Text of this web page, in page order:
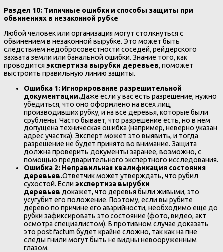
Раздел 10: Типичные ошибки и способы защиты при
обвинениях в незаконной рубке
Любой человек или организация могут столкнуться с
обвинением в незаконной вырубке. Это может быть
следствием недобросовестности соседей, рейдерского
захвата земли или банальной ошибки. Знание того, как
проводится экспертиза вырубки деревьев, поможет
выстроить правильную линию защиты.
Ошибка 1: Игнорирование разрешительной
документации.Даже если у вас есть разрешение, нужно
убедиться, что оно оформлено на всех лиц,
производивших рубку, и на все деревья, которые были
срублены. Часто бывает, что разрешение есть, но в нем
допущена техническая ошибка (например, неверно указан
адрес участка). Эксперт может это выявить, и тогда
разрешение не будет принято во внимание. Защита
должна проверить документы заранее, возможно, с
помощью предварительного экспертного исследования.
Ошибка 2: Неправильная квалификация состояния
деревьев.Ответчик может утверждать, что рубил
сухостой. Если экспертиза вырубки
деревьев докажет, что деревья были живыми, это
усугубит его положение. Поэтому, если вы рубите
дерево по причине его аварийности, необходимо еще до
рубки зафиксировать это состояние (фото, видео, акт
осмотра специалистом). В противном случае доказать
это post factum будет крайне сложно, так как на пне
следы гнили могут быть не видны невооруженным
глазом.